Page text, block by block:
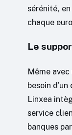
sérénité,
chaque
Le
Même
besoin
Linxea
service
banques